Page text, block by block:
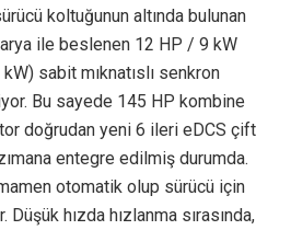
koltuğunun altında bulunan
ile beslenen 12 HP / 9 kW
sabit mıknatıslı senkron
Bu sayede 145 HP kombine
doğrudan yeni 6 ileri eDCS çift
entegre edilmiş durumda.
otomatik olup sürücü için
hızda hızlanma sırasında,